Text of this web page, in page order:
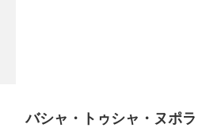
バシャ・トゥシャ・ヌポラ